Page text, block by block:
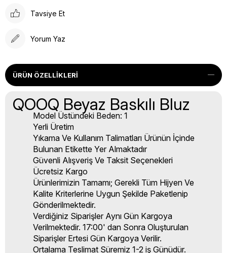
Tavsiye Et
Yorum Yaz
ÜRÜN ÖZELLIKLERI
QOOQ Beyaz Baskılı Bluz
Model Üstündeki Beden: 1
Yerli Üretim
Yıkama Ve Kullanım Talimatları Ürünün İçinde
Bulunan Etikette Yer Almaktadır
Güvenli Alışveriş Ve Taksit Seçenekleri
Ücretsiz Kargo
Ürünlerimizin Tamamı; Gerekli Tüm Hijyen Ve
Kalite Kriterlerine Uygun Şekilde Paketlenip
Gönderilmektedir.
Verdiğiniz Siparişler Aynı Gün Kargoya
Verilmektedir. 17:00' dan Sonra Oluşturulan
Siparişler Ertesi Gün Kargoya Verilir.
Ortalama Teslimat Süremiz 1-2 iş Günüdür.